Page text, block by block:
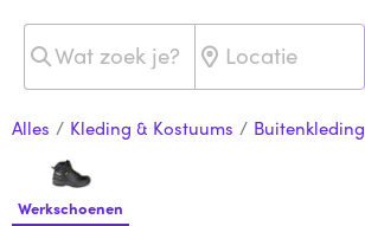
Alles / Kleding & Kostuums / Buitenkleding
Werkschoenen